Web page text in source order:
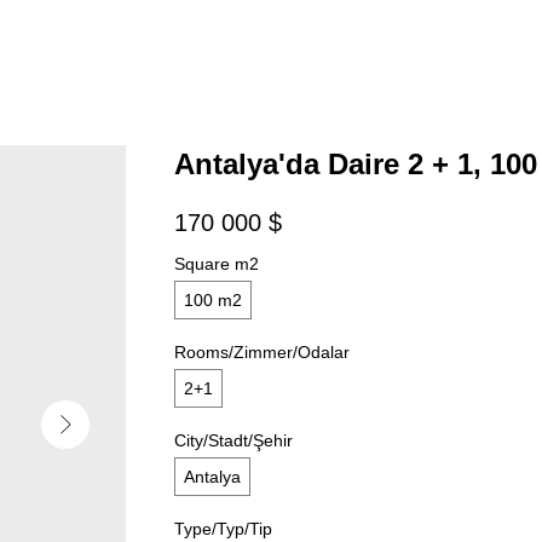
Antalya'da Daire 2 + 1, 100
170 000 $
Square m2
100 m2
Rooms/Zimmer/Odalar
2+1
City/Stadt/Şehir
Antalya
Type/Typ/Tip